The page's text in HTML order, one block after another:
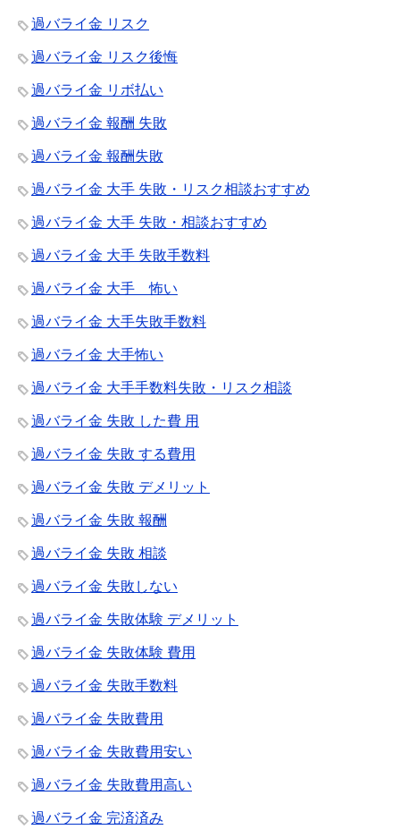
過バライ金 リスク
過バライ金 リスク後悔
過バライ金 リボ払い
過バライ金 報酬 失敗
過バライ金 報酬失敗
過バライ金 大手 失敗・リスク相談おすすめ
過バライ金 大手 失敗・相談おすすめ
過バライ金 大手 失敗手数料
過バライ金 大手 怖い
過バライ金 大手失敗手数料
過バライ金 大手怖い
過バライ金 大手手数料失敗・リスク相談
過バライ金 失敗 した費 用
過バライ金 失敗 する費用
過バライ金 失敗 デメリット
過バライ金 失敗 報酬
過バライ金 失敗 相談
過バライ金 失敗しない
過バライ金 失敗体験 デメリット
過バライ金 失敗体験 費用
過バライ金 失敗手数料
過バライ金 失敗費用
過バライ金 失敗費用安い
過バライ金 失敗費用高い
過バライ金 完済済み